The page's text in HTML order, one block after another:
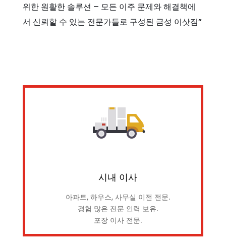
위한 원활한 솔루션 – 모든 이주 문제와 해결책에
서 신뢰할 수 있는 전문가들로 구성된 금성 이삿짐”
시내 이사
아파트, 하우스, 사무실 이전 전문.
경험 많은 전문 인력 보유.
포장 이사 전문.